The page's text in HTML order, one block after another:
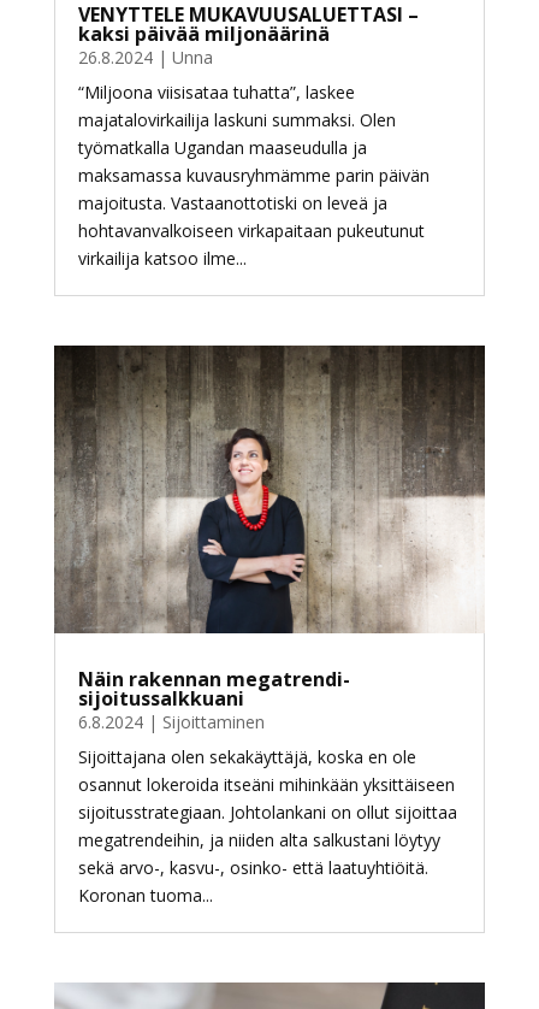
VENYTTELE MUKAVUUSALUETTASI –
kaksi päivää miljonäärinä
26.8.2024| Unna
“Miljoona viisisataa tuhatta”, laskee
majatalovirkailija laskuni summaksi. Olen
työmatkalla Ugandan maaseudulla ja
maksamassa kuvausryhmämme parin päivän
majoitusta. Vastaanottotiski on leveä ja
hohtavanvalkoiseen virkapaitaan pukeutunut
virkailija katsoo ilme...
Näin rakennan megatrendi-
sijoitussalkkuani
6.8.2024| Sijoittaminen
Sijoittajana olen sekakäyttäjä, koska en ole
osannut lokeroida itseäni mihinkään yksittäiseen
sijoitusstrategiaan. Johtolankani on ollut sijoittaa
megatrendeihin, ja niiden alta salkustani löytyy
sekä arvo-, kasvu-, osinko- että laatuyhtiöitä.
Koronan tuoma...